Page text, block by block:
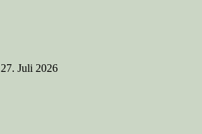
27. Juli 2026